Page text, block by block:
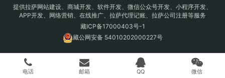
提供拉萨网站建设、商城开发、软件开发、微信公众号开发、小程序开发、
APP开发、网络营销、在线推广、拉萨代理记账、拉萨公司注册等服务
藏ICP备17000403号-1
藏公网安备 54010202000227号
电话 邮箱 QQ 微信